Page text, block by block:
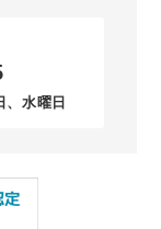
水曜日